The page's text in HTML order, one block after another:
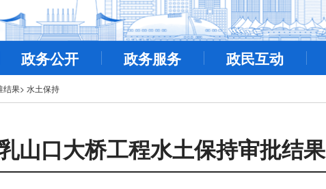
政务公开 政务服务 政民互动
结果> 水土保持
山口大桥工程水土保持审批结果